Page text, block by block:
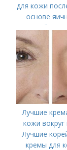
для кожи
основе
белка
Лучшие
кожи вокруг
Лучшие
кремы для